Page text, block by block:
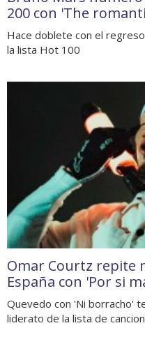
200 con 'The
Hace doblete con el
la lista Hot 100
Omar Courtz repite
España con 'Por si
Quevedo con 'Ni borracho'
liderato de la lista de